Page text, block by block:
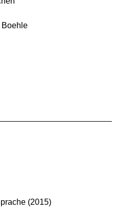
Boehle
(2015)